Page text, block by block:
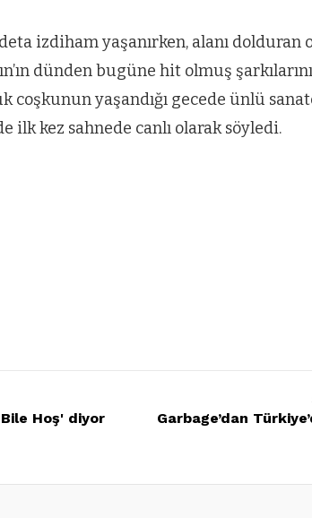
izdiham yaşanırken, alanı dolduran
dünden bugüne hit olmuş
coşkunun yaşandığı gecede ünlü
ilk kez sahnede canlı olarak söyledi.
Hoş' diyor
Garbage’dan